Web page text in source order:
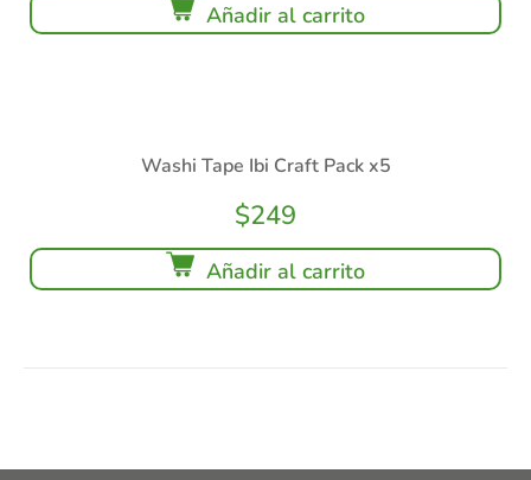
Añadir al carrito
Washi Tape Ibi Craft Pack x5
$249
Añadir al carrito